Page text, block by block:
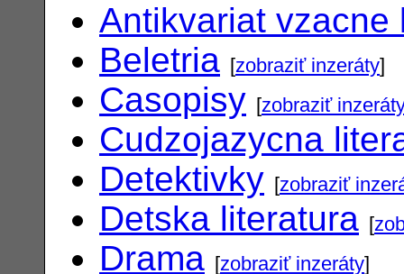
Antikvariat vzacne
Beletria [zobraziť inzeráty]
Casopisy [zobraziť
Cudzojazycna
Detektivky [zobraziť
Detska literatura [
Drama [zobraziť inzeráty]